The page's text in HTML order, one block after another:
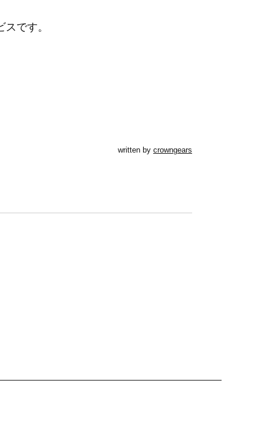
です。
written by crowngears